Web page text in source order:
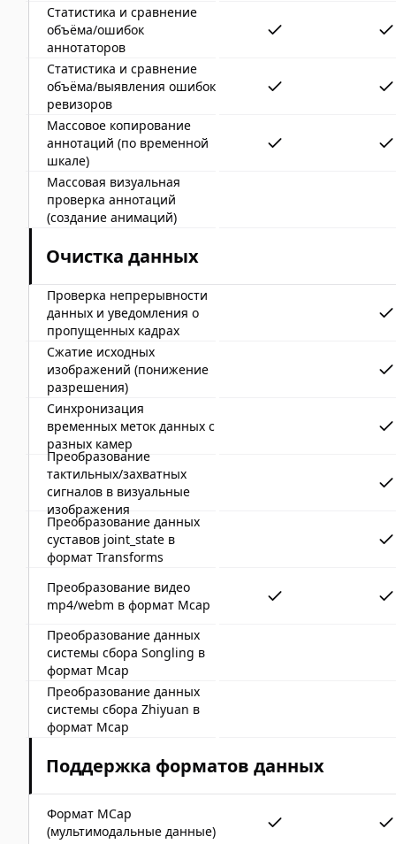
Статистика и сравнение
объёма/ошибок
аннотаторов
Статистика и сравнение
объёма/выявления ошибок
ревизоров
Массовое копирование
аннотаций (по временной
шкале)
Массовая визуальная
проверка аннотаций
(создание анимаций)
Очистка данных
Проверка непрерывности
данных и уведомления о
пропущенных кадрах
Сжатие исходных
изображений (понижение
разрешения)
Синхронизация
временных меток данных с
разных камер
Преобразование
тактильных/захватных
сигналов в визуальные
изображения
Преобразование данных
суставов joint_state в
формат Transforms
Преобразование видео
mp4/webm в формат Mcap
Преобразование данных
системы сбора Songling в
формат Mcap
Преобразование данных
системы сбора Zhiyuan в
формат Mcap
Поддержка форматов данных
Формат MCap
(мультимодальные данные)